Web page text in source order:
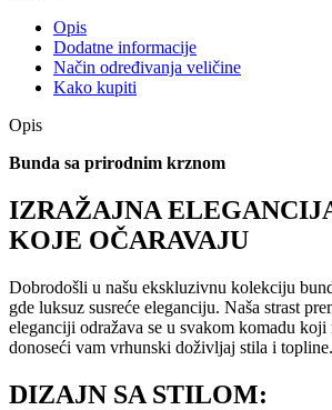
Opis
Dodatne informacije
Način određivanja veličine
Kako kupiti
Opis
Bunda sa prirodnim krznom
IZRAŽAJNA
KOJE OČARAVAJU
Dobrodošli u našu ekskluzivnu kolekciju
gde luksuz susreće eleganciju. Naša strast
eleganciji odražava se u svakom komadu koji
donoseći vam vrhunski doživljaj stila i topline.
DIZAJN SA STILOM: